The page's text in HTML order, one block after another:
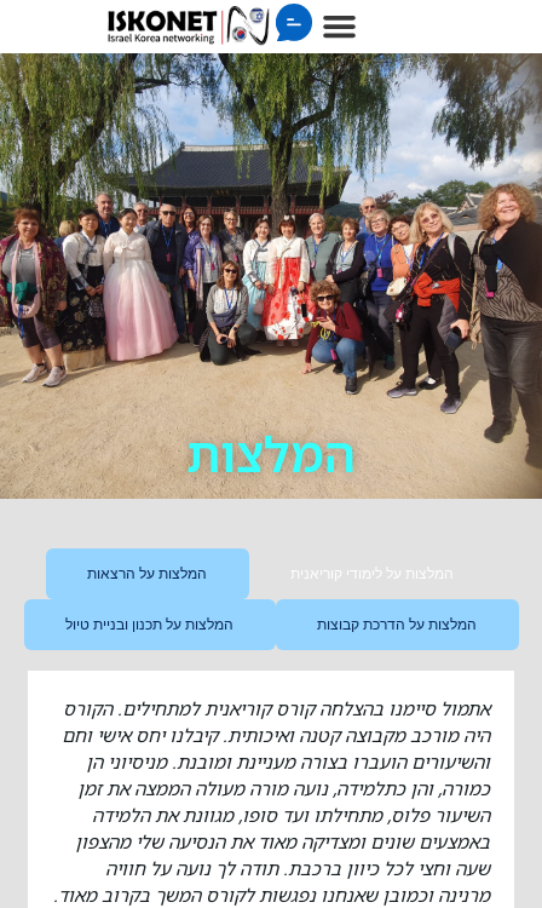
המלצות
המלצות על לימודי קוריאנית המלצות על הרצאות
המלצות על הדרכת קבוצות המלצות על תכנון ובניית טיול
אתמול סיימנו בהצלחה קורס קוריאנית למתחילים. הקורס
היה מורכב מקבוצה קטנה ואיכותית. קיבלנו יחס אישי וחם
והשיעורים הועברו בצורה מעניינת ומובנת. מניסיוני הן
כמורה, והן כתלמידה, נועה מורה מעולה הממצה את זמן
השיעור פלוס, מתחילתו ועד סופו, מגוונת את הלמידה
באמצעים שונים ומצדיקה מאוד את הנסיעה שלי מהצפון
שעה וחצי לכל כיוון ברכבת. תודה לך נועה על חוויה
מרנינה וכמובן שאנחנו נפגשות לקורס המשך בקרוב מאוד.